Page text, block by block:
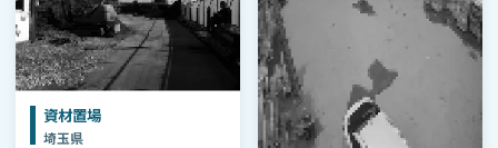
資材置場
埼玉県